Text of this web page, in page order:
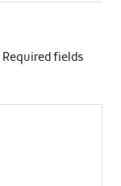
Required fields